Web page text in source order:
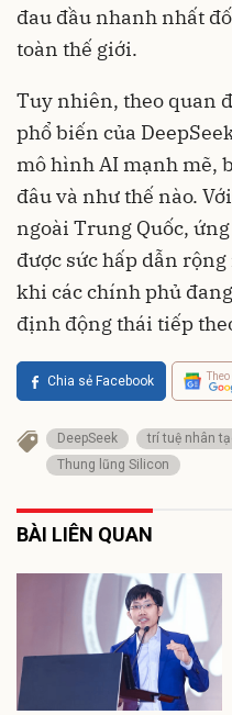
đau đầu nhanh nhất
toàn thế giới.
Tuy nhiên, theo quan
phổ biến của
mô hình AI mạnh mẽ,
đâu và như thế nào.
ngoài Trung Quốc,
được sức hấp dẫn
khi các chính phủ
định động thái tiếp
Chia sẻ Facebook
DeepSeek trí tuệ nhân
Thung lũng Silicon
BÀI LIÊN QUAN